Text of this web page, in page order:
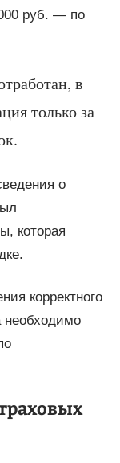
руб. — по
в
только за
о
которая
корректного
необходимо